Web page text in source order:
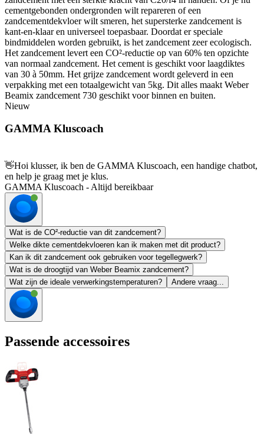
cementgebonden ondergronden wilt repareren of een
zandcementdekvloer wilt smeren, het supersterke zandcement is
kant-en-klaar en universeel toepasbaar. Doordat er speciale
bindmiddelen worden gebruikt, is het zandcement zeer ecologisch.
Het zandcement levert een CO²-reductie op van 60% ten opzichte
van normaal zandcement. Het cement is geschikt voor laagdiktes
van 30 à 50mm. Het grijze zandcement wordt geleverd in een
verpakking met een totaalgewicht van 5kg. Dit alles maakt Weber
Beamix zandcement 730 geschikt voor binnen en buiten.
Nieuw
GAMMA Kluscoach
👋Hoi klusser, ik ben de GAMMA Kluscoach, een handige chatbot,
en help je graag met je klus.
GAMMA Kluscoach - Altijd bereikbaar
Wat is de CO²-reductie van dit zandcement?
Welke dikte cementdekvloeren kan ik maken met dit product?
Kan ik dit zandcement ook gebruiken voor tegellegwerk?
Wat is de droogtijd van Weber Beamix zandcement?
Wat zijn de ideale verwerkingstemperaturen?
Andere vraag...
Passende accessoires